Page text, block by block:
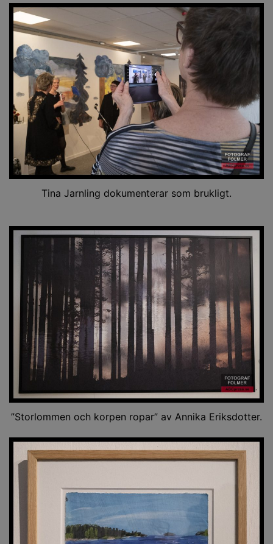
Tina Jarnling dokumenterar som brukligt.
”Storlommen och korpen ropar” av Annika Eriksdotter.